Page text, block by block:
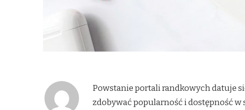
Powstanie portali randkowych datuje
zdobywać popularność i dostępność